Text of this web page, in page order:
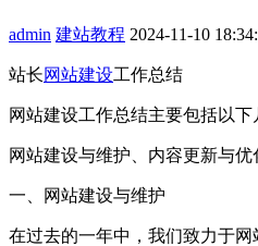
admin 建站教程 2024-11-10
站长网站建设工作总结
网站建设工作总结主要包括以下
网站建设与维护、内容更新与优
一、网站建设与维护
在过去的一年中，我们致力于